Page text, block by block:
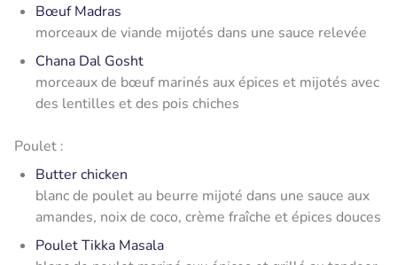
Bœuf Madras
morceaux de viande mijotés dans une sauce relevée
Chana Dal Gosht
morceaux de bœuf marinés aux épices et mijotés avec
des lentilles et des pois chiches
Poulet :
Butter chicken
blanc de poulet au beurre mijoté dans une sauce aux
amandes, noix de coco, crème fraîche et épices douces
Poulet Tikka Masala